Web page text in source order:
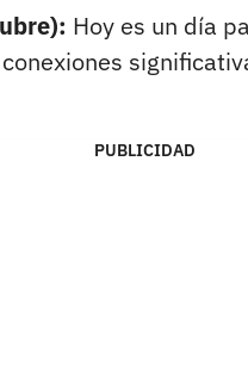
Hoy es un día
PUBLICIDAD